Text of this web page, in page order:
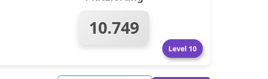
10.749
Level 10